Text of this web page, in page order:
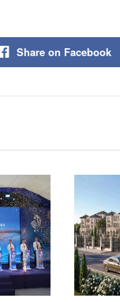
Share on Facebook